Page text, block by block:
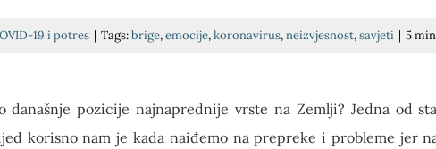
19 i potres | Tags:brige,emocije,koronavirus,neizvjesnost,savjeti | 5
pozicije najnaprednije vrste na Zemlji? Jedna od
korisno nam je kada naiđemo na prepreke i probleme jer